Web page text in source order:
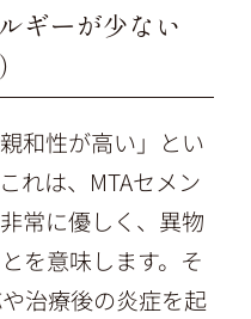
ギーが少ない
和性が高い」とい
れは、MTAセメン
常に優しく、異物
を意味します。そ
治療後の炎症を起